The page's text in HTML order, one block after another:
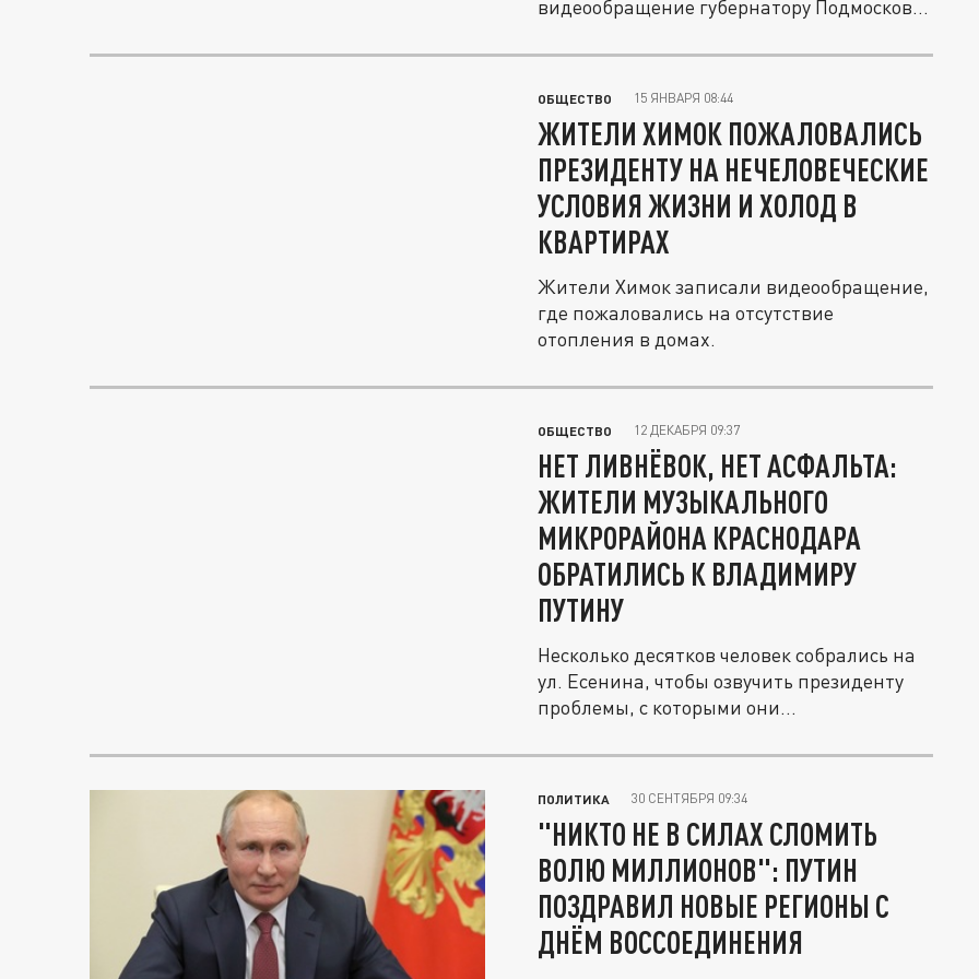
видеообращение губернатору Подмосковья
ОБЩЕСТВО 15 ЯНВАРЯ 08:44
ЖИТЕЛИ ХИМОК ПОЖАЛОВАЛИСЬ
ПРЕЗИДЕНТУ НА НЕЧЕЛОВЕЧЕСКИЕ
УСЛОВИЯ ЖИЗНИ И ХОЛОД В
КВАРТИРАХ
Жители Химок записали видеообращение,
где пожаловались на отсутствие
отопления в домах.
ОБЩЕСТВО 12 ДЕКАБРЯ 09:37
НЕТ ЛИВНЁВОК, НЕТ АСФАЛЬТА:
ЖИТЕЛИ МУЗЫКАЛЬНОГО
МИКРОРАЙОНА КРАСНОДАРА
ОБРАТИЛИСЬ К ВЛАДИМИРУ
ПУТИНУ
Несколько десятков человек собрались на
ул. Есенина, чтобы озвучить президенту
проблемы, с которыми они...
ПОЛИТИКА 30 СЕНТЯБРЯ 09:34
"НИКТО НЕ В СИЛАХ СЛОМИТЬ
ВОЛЮ МИЛЛИОНОВ": ПУТИН
ПОЗДРАВИЛ НОВЫЕ РЕГИОНЫ С
ДНЁМ ВОССОЕДИНЕНИЯ